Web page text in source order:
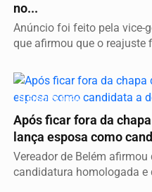
no...
Anúncio foi feito pela vice-
que afirmou que o reajuste
ELEIÇÕES 2026
Após ficar fora da
lança esposa como
Vereador de Belém
candidatura homologada e